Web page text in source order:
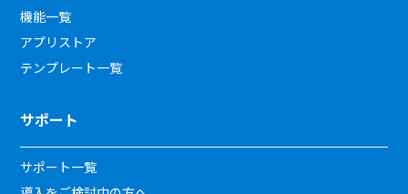
機能一覧
アプリストア
テンプレート一覧
サポート
サポート一覧